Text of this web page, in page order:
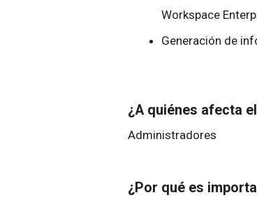
Workspace
Generación de
¿A quiénes afecta
Administradores
¿Por qué es